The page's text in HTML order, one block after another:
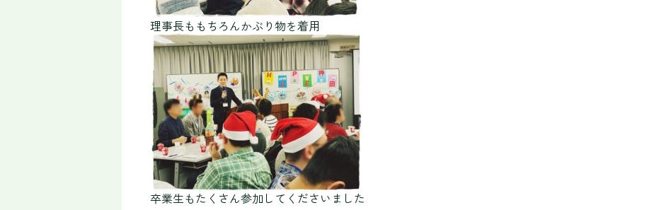
理事長ももちろんかぶり物を着用
卒業生もたくさん参加してくださいました